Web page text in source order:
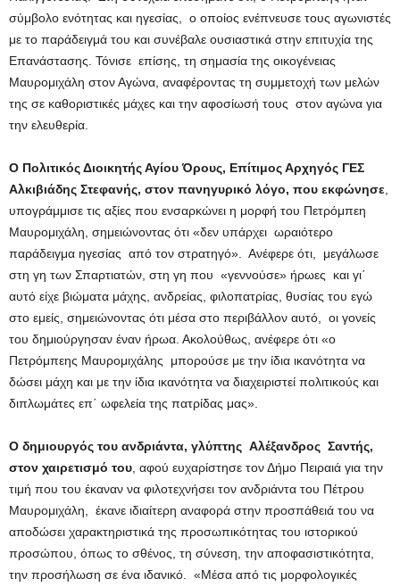
σύμβολο ενότητας και ηγεσίας, ο οποίος ενέπνευσε τους αγωνιστές
με το παράδειγμά του και συνέβαλε ουσιαστικά στην επιτυχία της
Επανάστασης. Τόνισε επίσης, τη σημασία της οικογένειας
Μαυρομιχάλη στον Αγώνα, αναφέροντας τη συμμετοχή των μελών
της σε καθοριστικές μάχες και την αφοσίωσή τους στον αγώνα για
την ελευθερία.
Ο Πολιτικός Διοικητής Αγίου Όρους, Επίτιμος Αρχηγός ΓΕΣ
Αλκιβιάδης Στεφανής, στον πανηγυρικό λόγο, που εκφώνησε
υπογράμμισε τις αξίες που ενσαρκώνει η μορφή του Πετρόμπεη
Μαυρομιχάλη, σημειώνοντας ότι «δεν υπάρχει ωραιότερο
παράδειγμα ηγεσίας από τον στρατηγό». Ανέφερε ότι, μεγάλωσε
στη γη των Σπαρτιατών, στη γη που «γεννούσε» ήρωες και γι΄
αυτό είχε βιώματα μάχης, ανδρείας, φιλοπατρίας, θυσίας του εγώ
στο εμείς, σημειώνοντας ότι μέσα στο περιβάλλον αυτό, οι γονείς
του δημιούργησαν έναν ήρωα. Ακολούθως, ανέφερε ότι «ο
Πετρόμπεης Μαυρομιχάλης μπορούσε με την ίδια ικανότητα να
δώσει μάχη και με την ίδια ικανότητα να διαχειριστεί πολιτικούς και
διπλωμάτες επ΄ ωφελεία της πατρίδας μας».
Ο δημιουργός του ανδριάντα, γλύπτης Αλέξανδρος Σαντής,
στον χαιρετισμό του , αφού ευχαρίστησε τον Δήμο Πειραιά για την
τιμή που του έκαναν να φιλοτεχνήσει τον ανδριάντα του Πέτρου
Μαυρομιχάλη, έκανε ιδιαίτερη αναφορά στην προσπάθειά του να
αποδώσει χαρακτηριστικά της προσωπικότητας του ιστορικού
προσώπου, όπως το σθένος, τη σύνεση, την αποφασιστικότητα,
την προσήλωση σε ένα ιδανικό. «Μέσα από τις μορφολογικές